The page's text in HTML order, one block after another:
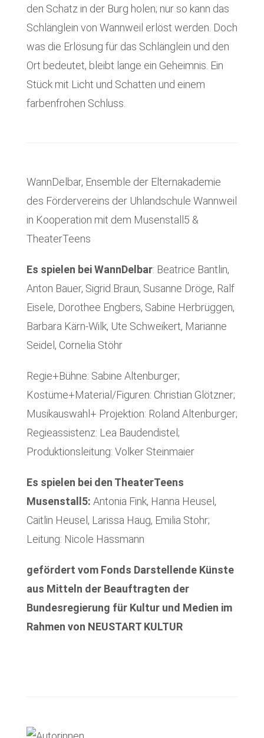
den Schatz in der Burg holen; nur so kann das
Schlänglein von Wannweil erlöst werden. Doch
was die Erlösung für das Schlänglein und den
Ort bedeutet, bleibt lange ein Geheimnis. Ein
Stück mit Licht und Schatten und einem
farbenfrohen Schluss.
WannDelbar, Ensemble der Elternakademie
des Fördervereins der Uhlandschule Wannweil
in Kooperation mit dem Musenstall5 &
TheaterTeens
Es spielen bei WannDelbar: Beatrice Bantlin,
Anton Bauer, Sigrid Braun, Susanne Dröge, Ralf
Eisele, Dorothee Engbers, Sabine Herbrüggen,
Barbara Kärn-Wilk, Ute Schweikert, Marianne
Seidel, Cornelia Stöhr
Regie+Bühne: Sabine Altenburger;
Kostüme+Material/Figuren: Christian Glötzner;
Musikauswahl+ Projektion: Roland Altenburger;
Regieassistenz: Lea Baudendistel;
Produktionsleitung: Volker Steinmaier
Es spielen bei den TheaterTeens
Musenstall5: Antonia Fink, Hanna Heusel,
Caitlin Heusel, Larissa Haug, Emilia Stohr;
Leitung: Nicole Hassmann
gefördert vom Fonds Darstellende Künste
aus Mitteln der Beauftragten der
Bundesregierung für Kultur und Medien im
Rahmen von NEUSTART KULTUR